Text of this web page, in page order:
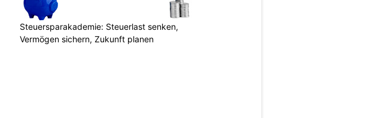
Steuersparakademie: Steuerlast senken,
Vermögen sichern, Zukunft planen